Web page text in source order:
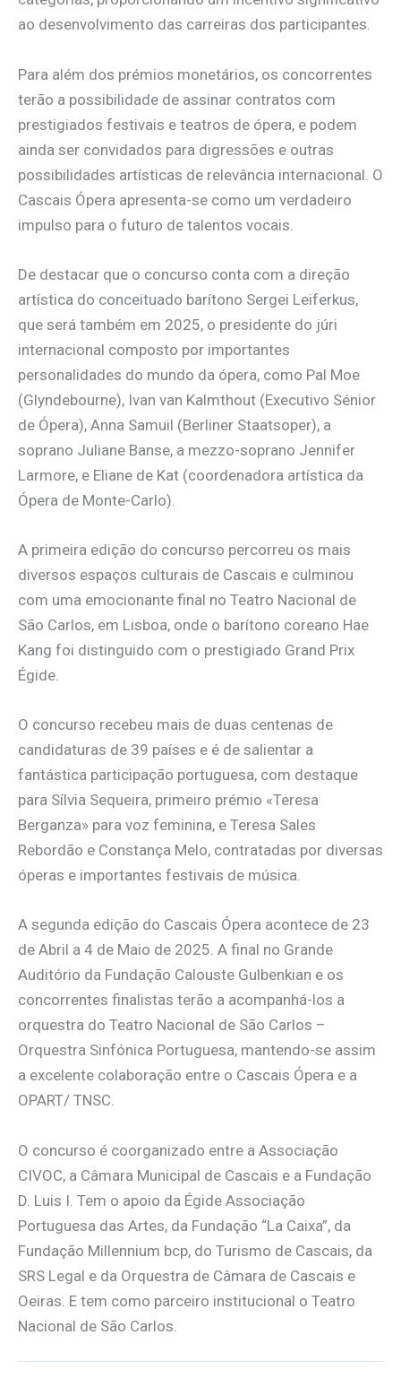
ao desenvolvimento das carreiras dos participantes.
Para além dos prémios monetários, os concorrentes
terão a possibilidade de assinar contratos com
prestigiados festivais e teatros de ópera, e podem
ainda ser convidados para digressões e outras
possibilidades artísticas de relevância internacional. O
Cascais Ópera apresenta-se como um verdadeiro
impulso para o futuro de talentos vocais.
De destacar que o concurso conta com a direção
artística do conceituado barítono Sergei Leiferkus,
que será também em 2025, o presidente do júri
internacional composto por importantes
personalidades do mundo da ópera, como Pal Moe
(Glyndebourne), Ivan van Kalmthout (Executivo Sénior
de Ópera), Anna Samuil (Berliner Staatsoper), a
soprano Juliane Banse, a mezzo-soprano Jennifer
Larmore, e Eliane de Kat (coordenadora artística da
Ópera de Monte-Carlo).
A primeira edição do concurso percorreu os mais
diversos espaços culturais de Cascais e culminou
com uma emocionante final no Teatro Nacional de
São Carlos, em Lisboa, onde o barítono coreano Hae
Kang foi distinguido com o prestigiado Grand Prix
Égide.
O concurso recebeu mais de duas centenas de
candidaturas de 39 países e é de salientar a
fantástica participação portuguesa, com destaque
para Sílvia Sequeira, primeiro prémio «Teresa
Berganza» para voz feminina, e Teresa Sales
Rebordão e Constança Melo, contratadas por diversas
óperas e importantes festivais de música.
A segunda edição do Cascais Ópera acontece de 23
de Abril a 4 de Maio de 2025. A final no Grande
Auditório da Fundação Calouste Gulbenkian e os
concorrentes finalistas terão a acompanhá-los a
orquestra do Teatro Nacional de São Carlos –
Orquestra Sinfónica Portuguesa, mantendo-se assim
a excelente colaboração entre o Cascais Ópera e a
OPART/ TNSC.
O concurso é coorganizado entre a Associação
CIVOC, a Câmara Municipal de Cascais e a Fundação
D. Luis I. Tem o apoio da Égide Associação
Portuguesa das Artes, da Fundação “La Caixa”, da
Fundação Millennium bcp, do Turismo de Cascais, da
SRS Legal e da Orquestra de Câmara de Cascais e
Oeiras. E tem como parceiro institucional o Teatro
Nacional de São Carlos.